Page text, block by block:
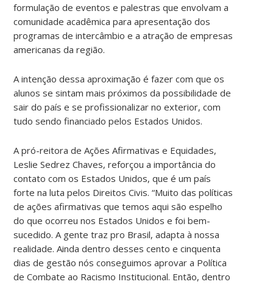
formulação de eventos e palestras que envolvam a
comunidade acadêmica para apresentação dos
programas de intercâmbio e a atração de empresas
americanas da região.
A intenção dessa aproximação é fazer com que os
alunos se sintam mais próximos da possibilidade de
sair do país e se profissionalizar no exterior, com
tudo sendo financiado pelos Estados Unidos.
A pró-reitora de Ações Afirmativas e Equidades,
Leslie Sedrez Chaves, reforçou a importância do
contato com os Estados Unidos, que é um país
forte na luta pelos Direitos Civis. “Muito das políticas
de ações afirmativas que temos aqui são espelho
do que ocorreu nos Estados Unidos e foi bem-
sucedido. A gente traz pro Brasil, adapta à nossa
realidade. Ainda dentro desses cento e cinquenta
dias de gestão nós conseguimos aprovar a Política
de Combate ao Racismo Institucional. Então, dentro